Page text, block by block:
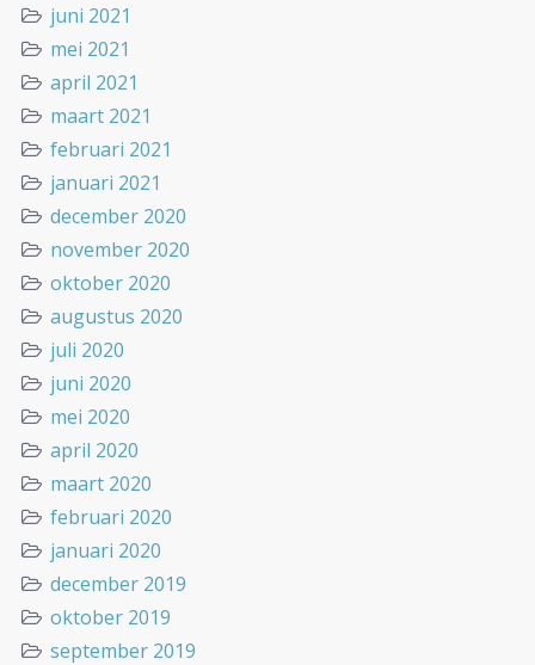
juni 2021
mei 2021
april 2021
maart 2021
februari 2021
januari 2021
december 2020
november 2020
oktober 2020
augustus 2020
juli 2020
juni 2020
mei 2020
april 2020
maart 2020
februari 2020
januari 2020
december 2019
oktober 2019
september 2019